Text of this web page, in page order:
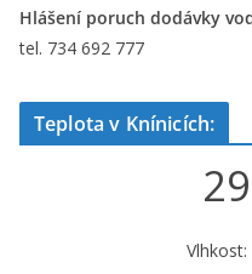
Hlášení poruch dodávky
tel. 734 692 777
Teplota v Knínicích:
Vlhkost: